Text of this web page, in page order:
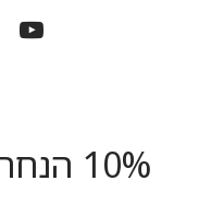
10% הנחה לקניה הראשונה